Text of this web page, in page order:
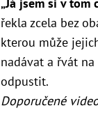
„Já jsem si v tom
řekla zcela bez
kterou může
nadávat a řvát
odpustit.
Doporučené